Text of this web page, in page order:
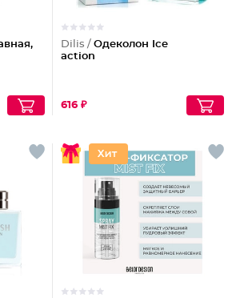
Dilis / Одеколон Ice
action
616 ₽